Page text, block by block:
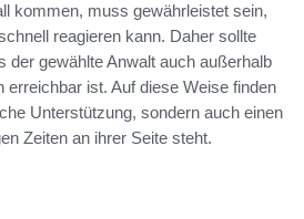
kommen, muss gewährleistet sein,
reagieren kann. Daher sollte
der gewählte Anwalt auch außerhalb
erreichbar ist. Auf diese Weise finden
Unterstützung, sondern auch einen
Zeiten an ihrer Seite steht.